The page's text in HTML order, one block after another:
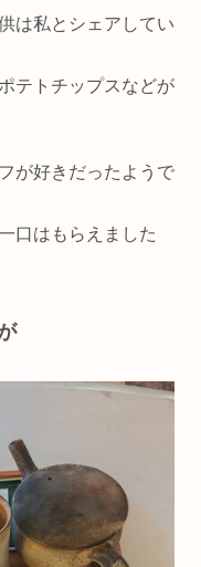
は私とシェアしてい
テトチップスなどが
が好きだったようで
口はもらえました